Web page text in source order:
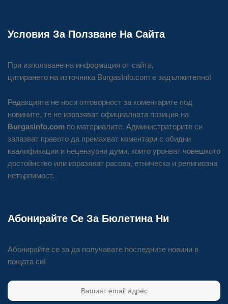
Условия За Ползване На Сайта
При използване на информация от сайта,
цитирането на източника BurgasInfo.com е задължително!
Редакцията не носи отговорност за коментарите под
новините, те не изразяват официалната позиция на
Burgasinfo.com по материалите. Администраторите си
запазват правото да премахват коментари с обидни
квалификации и нецензурни думи, които уронват човешкото
достойнство или изразяват расова, етническа и религиозна
нетърпимост.
Абонирайте Се За Бюлетина Ни
Абонирайте се за да получавате последните новини в
пощата си!